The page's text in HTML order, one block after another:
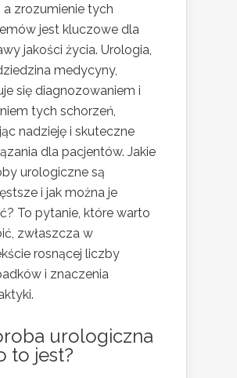
a zrozumienie tych
jest kluczowe dla
jakości życia. Urologia,
medycyny,
się diagnozowaniem i
tych schorzeń,
nadzieję i skuteczne
dla pacjentów. Jakie
urologiczne są
i jak można je
To pytanie, które warto
zwłaszcza w
rosnącej liczby
i znaczenia
urologiczna
to jest?